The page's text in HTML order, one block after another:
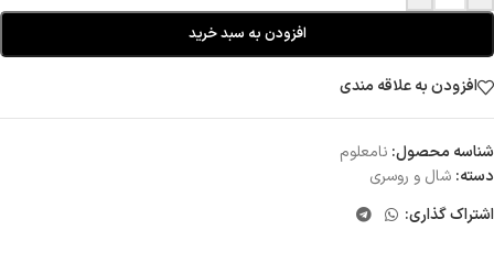
افزودن به سبد خرید
افزودن به علاقه مندی
شناسه محصول: نامعلوم
دسته: شال و روسری
اشتراک گذاری: